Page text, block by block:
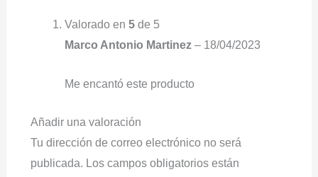
Valorado en 5de 5
Marco Antonio Martinez – 18/04/2023
Me encantó este producto
Añadir una valoración
Tu dirección de correo electrónico no será
publicada. Los campos obligatorios están